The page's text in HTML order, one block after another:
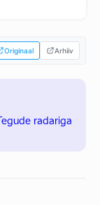
Originaal Arhiiv
radariga